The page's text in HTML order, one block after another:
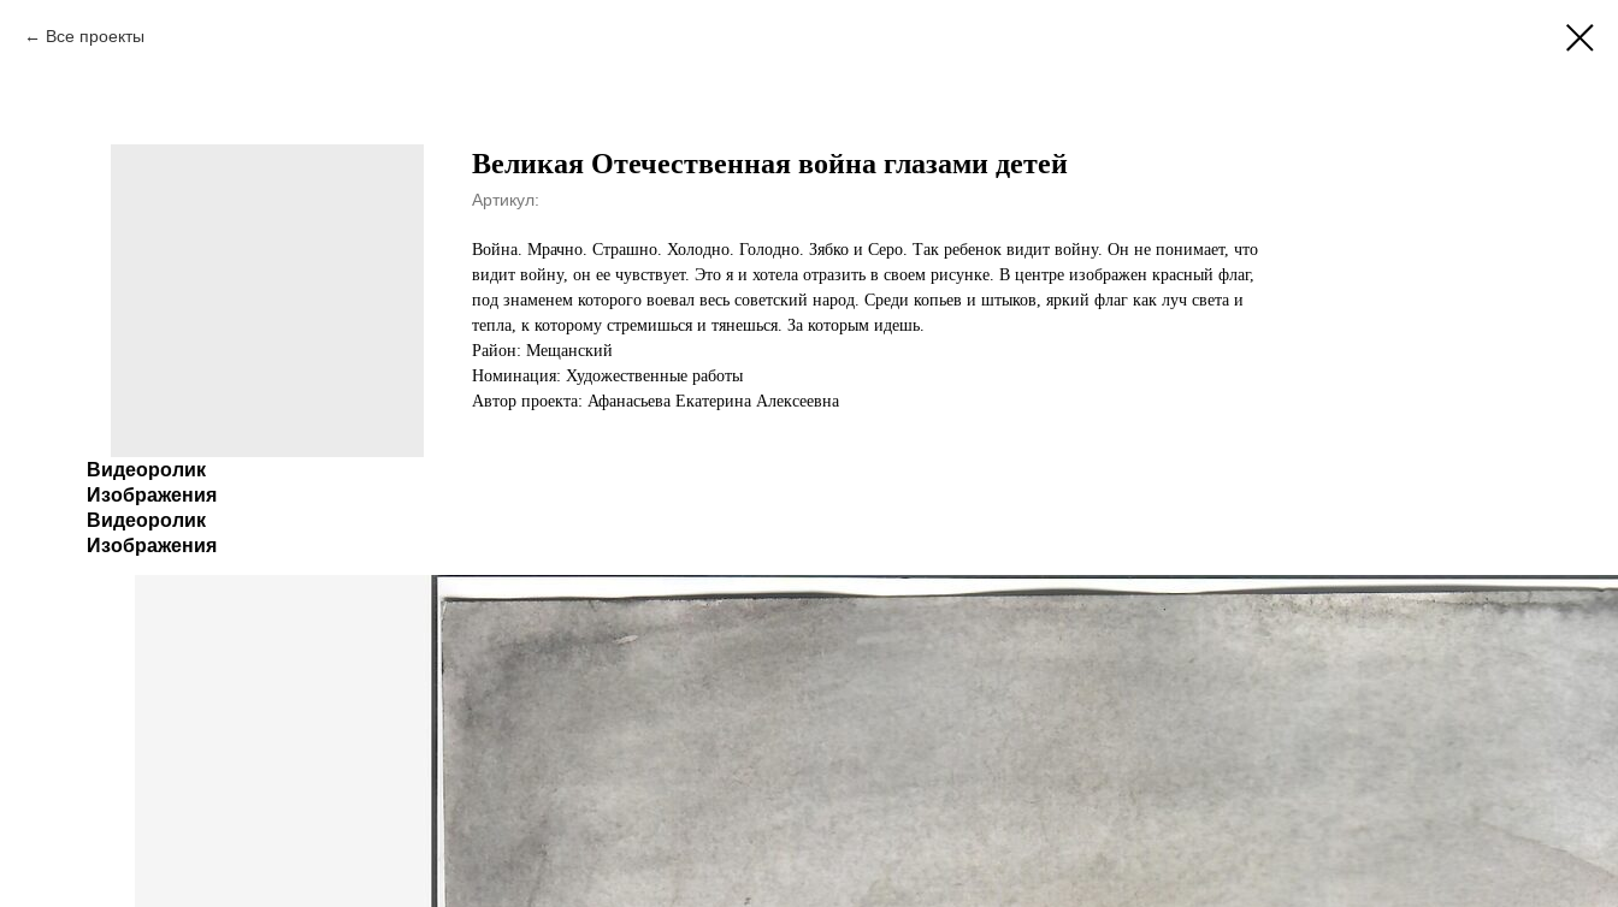
Все проекты
Великая Отечественная война глазами детей
Артикул:
Война. Мрачно. Страшно. Холодно. Голодно. Зябко и Серо. Так ребенок видит войну. Он не понимает, что
видит войну, он ее чувствует. Это я и хотела отразить в своем рисунке. В центре изображен красный флаг,
под знаменем которого воевал весь советский народ. Среди копьев и штыков, яркий флаг как луч света и
тепла, к которому стремишься и тянешься. За которым идешь.
Район: Мещанский
Номинация: Художественные работы
Автор проекта: Афанасьева Екатерина Алексеевна
Видеоролик
Изображения
Видеоролик
Изображения